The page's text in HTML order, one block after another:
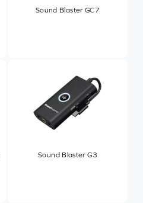
Sound Blaster GC7
Sound Blaster G3